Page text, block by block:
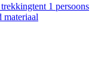
1 persoons
materiaal